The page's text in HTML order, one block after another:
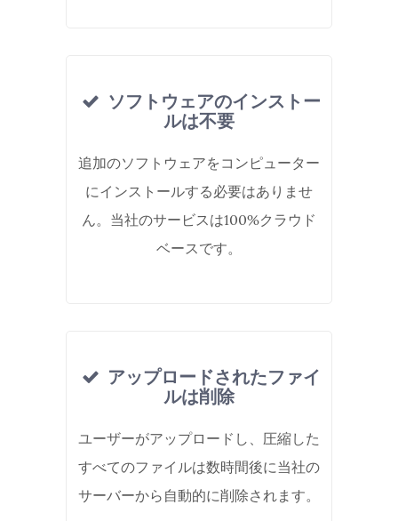
ソフトウェアのインストー
ルは不要
追加のソフトウェアをコンピューター
にインストールする必要はありませ
ん。当社のサービスは100%クラウド
ベースです。
アップロードされたファイ
ルは削除
ユーザーがアップロードし、圧縮した
すべてのファイルは数時間後に当社の
サーバーから自動的に削除されます。